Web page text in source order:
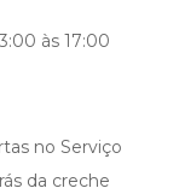
às 17:00
no Serviço
da creche